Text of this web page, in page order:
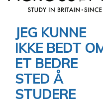
JEG KUNNE
IKKE BEDT
ET BEDRE
STED Å
STUDERE